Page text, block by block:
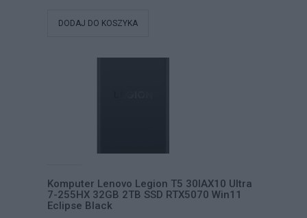
DODAJ DO KOSZYKA
Komputer Lenovo Legion T5 30IAX10 Ultra
7-255HX 32GB 2TB SSD RTX5070 Win11
Eclipse Black